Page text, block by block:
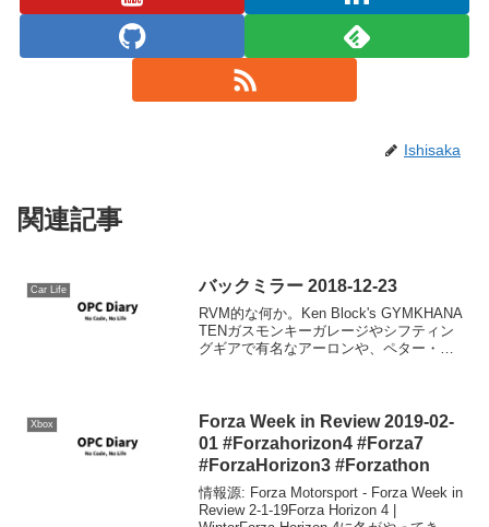
Ishisaka
関連記事
Car Life バックミラー 2018-12-23
RVM的な何か。Ken Block's GYMKHANA
TENガスモンキーガレージやシフティン
グギアで有名なアーロンや、ペター・ソ
Xbox
Forza Week in Review 2019-02-
01 #Forzahorizon4 #Forza7
#ForzaHorizon3 #Forzathon
情報源: Forza Motorsport - Forza Week in
Review 2-1-19Forza Horizon 4 |